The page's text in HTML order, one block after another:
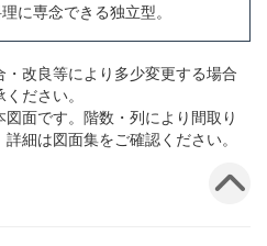
に専念できる独立型。
改良等により多少変更する場合
ださい。
面です。階数・列により間取り
細は図面集をご確認ください。